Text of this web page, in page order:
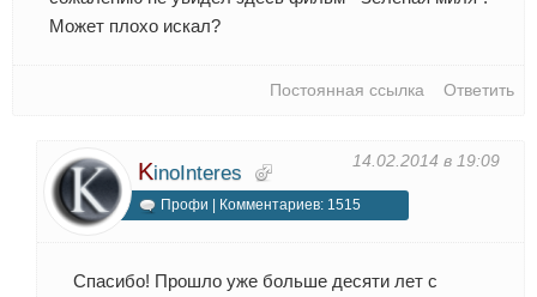
Может плохо искал?
Постоянная ссылка Ответить
14.02.2014 в 19:09
KinoInteres
Профи | Комментариев: 1515
Спасибо! Прошло уже больше десяти лет с